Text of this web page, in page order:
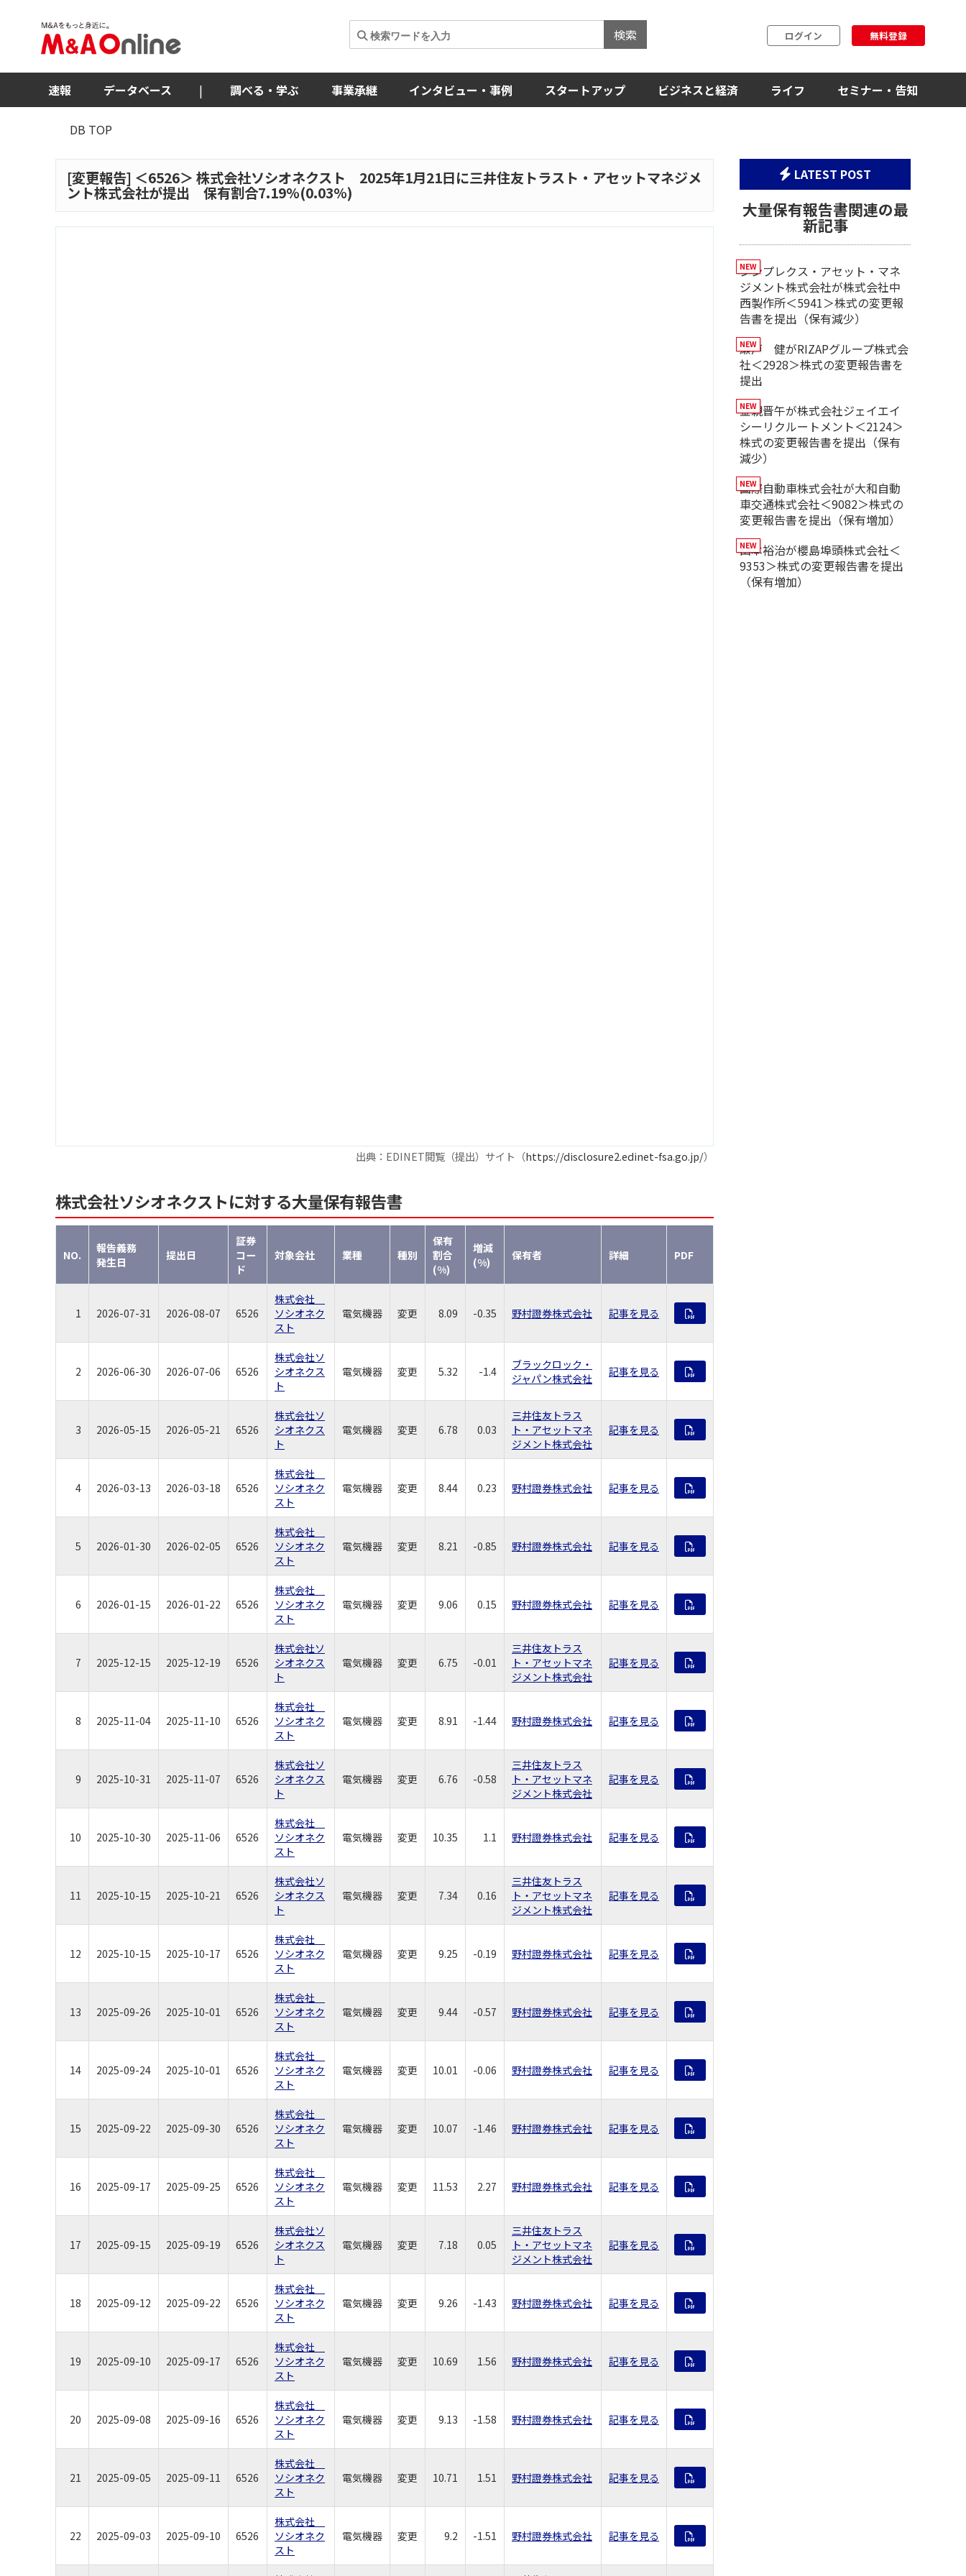
検索 ログイン 無料登録
速報 データベース | 調べる・学ぶ 事業承継 インタビュー・事例 スタートアップ ビジネスと経済 ライフ セミナー・告知
DB TOP
[変更報告] ＜6526＞ 株式会社ソシオネクスト 2025年1月21日に三井住友トラスト・アセットマネジメ
ント株式会社が提出 保有割合7.19%(0.03%)
出典：EDINET閲覧（提出）サイト（https://disclosure2.edinet-fsa.go.jp/）
株式会社ソシオネクストに対する大量保有報告書
NO.
報告義務
発生日
提出日
証券
コー
ド
対象会社 業種 種別
保有
割合
(%)
増減
(%)
保有者 詳細 PDF
1 2026-07-31 2026-08-07 6526
株式会社
ソシオネク
スト
電気機器 変更 8.09 -0.35 野村證券株式会社 記事を見る
2 2026-06-30 2026-07-06 6526
株式会社ソ
シオネクス
ト
電気機器 変更 5.32 -1.4
ブラックロック・
ジャパン株式会社
記事を見る
3 2026-05-15 2026-05-21 6526
株式会社ソ
シオネクス
ト
電気機器 変更 6.78 0.03
三井住友トラス
ト・アセットマネ
ジメント株式会社
記事を見る
4 2026-03-13 2026-03-18 6526
株式会社
ソシオネク
スト
電気機器 変更 8.44 0.23 野村證券株式会社 記事を見る
5 2026-01-30 2026-02-05 6526
株式会社
ソシオネク
スト
電気機器 変更 8.21 -0.85 野村證券株式会社 記事を見る
6 2026-01-15 2026-01-22 6526
株式会社
ソシオネク
スト
電気機器 変更 9.06 0.15 野村證券株式会社 記事を見る
7 2025-12-15 2025-12-19 6526
株式会社ソ
シオネクス
ト
電気機器 変更 6.75 -0.01
三井住友トラス
ト・アセットマネ
ジメント株式会社
記事を見る
8 2025-11-04 2025-11-10 6526
株式会社
ソシオネク
スト
電気機器 変更 8.91 -1.44 野村證券株式会社 記事を見る
9 2025-10-31 2025-11-07 6526
株式会社ソ
シオネクス
ト
電気機器 変更 6.76 -0.58
三井住友トラス
ト・アセットマネ
ジメント株式会社
記事を見る
10 2025-10-30 2025-11-06 6526
株式会社
ソシオネク
スト
電気機器 変更 10.35 1.1 野村證券株式会社 記事を見る
11 2025-10-15 2025-10-21 6526
株式会社ソ
シオネクス
ト
電気機器 変更 7.34 0.16
三井住友トラス
ト・アセットマネ
ジメント株式会社
記事を見る
12 2025-10-15 2025-10-17 6526
株式会社
ソシオネク
スト
電気機器 変更 9.25 -0.19 野村證券株式会社 記事を見る
13 2025-09-26 2025-10-01 6526
株式会社
ソシオネク
スト
電気機器 変更 9.44 -0.57 野村證券株式会社 記事を見る
14 2025-09-24 2025-10-01 6526
株式会社
ソシオネク
スト
電気機器 変更 10.01 -0.06 野村證券株式会社 記事を見る
15 2025-09-22 2025-09-30 6526
株式会社
ソシオネク
スト
電気機器 変更 10.07 -1.46 野村證券株式会社 記事を見る
16 2025-09-17 2025-09-25 6526
株式会社
ソシオネク
スト
電気機器 変更 11.53 2.27 野村證券株式会社 記事を見る
17 2025-09-15 2025-09-19 6526
株式会社ソ
シオネクス
ト
電気機器 変更 7.18 0.05
三井住友トラス
ト・アセットマネ
ジメント株式会社
記事を見る
18 2025-09-12 2025-09-22 6526
株式会社
ソシオネク
スト
電気機器 変更 9.26 -1.43 野村證券株式会社 記事を見る
19 2025-09-10 2025-09-17 6526
株式会社
ソシオネク
スト
電気機器 変更 10.69 1.56 野村證券株式会社 記事を見る
20 2025-09-08 2025-09-16 6526
株式会社
ソシオネク
スト
電気機器 変更 9.13 -1.58 野村證券株式会社 記事を見る
21 2025-09-05 2025-09-11 6526
株式会社
ソシオネク
スト
電気機器 変更 10.71 1.51 野村證券株式会社 記事を見る
22 2025-09-03 2025-09-10 6526
株式会社
ソシオネク
スト
電気機器 変更 9.2 -1.51 野村證券株式会社 記事を見る
LATEST POST
大量保有報告書関連の最
新記事
シンプレクス・アセット・マネ
ジメント株式会社が株式会社中
西製作所＜5941＞株式の変更報
告書を提出（保有減少）
瀬戸 健がRIZAPグループ株式会
社＜2928＞株式の変更報告書を
提出
金親晋午が株式会社ジェイエイ
シーリクルートメント＜2124＞
株式の変更報告書を提出（保有
減少）
国際自動車株式会社が大和自動
車交通株式会社＜9082＞株式の
変更報告書を提出（保有増加）
山本裕治が櫻島埠頭株式会社＜
9353＞株式の変更報告書を提出
（保有増加）